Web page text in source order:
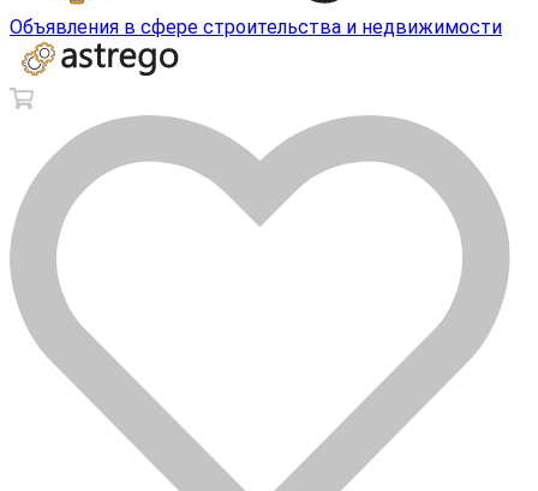
Объявления в сфере строительства и недвижимости